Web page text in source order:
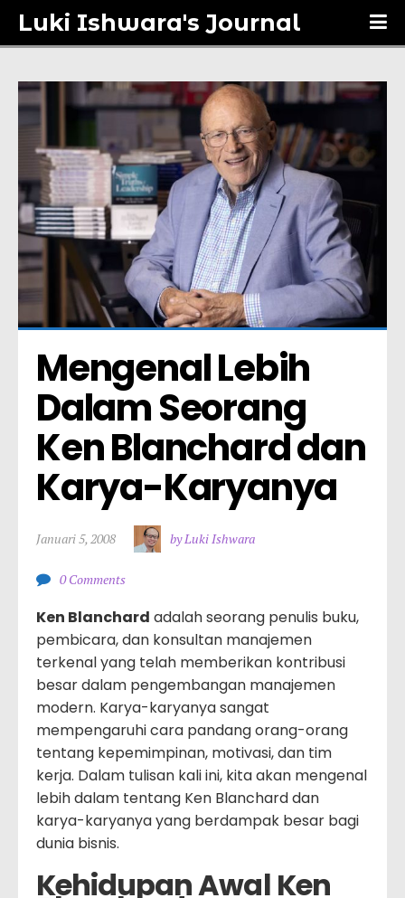
Luki Ishwara's Journal
Mengenal Lebih
Dalam Seorang
Ken Blanchard dan
Karya-Karyanya
Januari 5, 2008 by Luki Ishwara
0 Comments
Ken Blanchard adalah seorang penulis buku,
pembicara, dan konsultan manajemen
terkenal yang telah memberikan kontribusi
besar dalam pengembangan manajemen
modern. Karya-karyanya sangat
mempengaruhi cara pandang orang-orang
tentang kepemimpinan, motivasi, dan tim
kerja. Dalam tulisan kali ini, kita akan mengenal
lebih dalam tentang Ken Blanchard dan
karya-karyanya yang berdampak besar bagi
dunia bisnis.
Kehidupan Awal Ken